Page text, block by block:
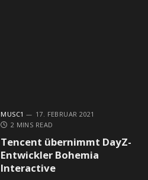
MUSC1
17. FEBRUAR 2021
2 MINS READ
Tencent übernimmt DayZ-
Entwickler Bohemia
Interactive